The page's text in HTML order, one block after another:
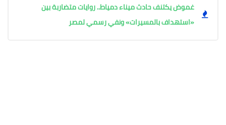
غموض يكتنف حادث ميناء دمياط.. روايات متضاربة بين
«استهداف بالمسيرات» ونفي رسمي لمصر